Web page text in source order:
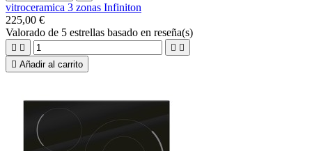
vitroceramica 3 zonas Infiniton
225,00 €
Valorado de 5 estrellas basado en reseña(s)
   
 Añadir al carrito